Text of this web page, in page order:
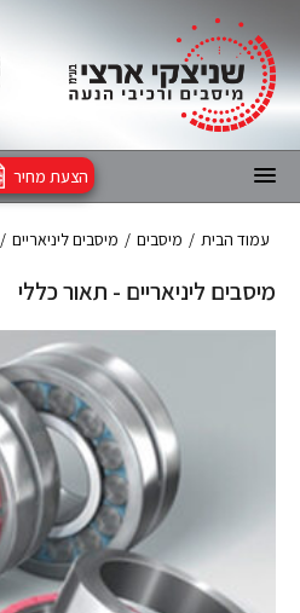
הצעת מחיר
עמוד הבית / מיסבים / מיסבים ליניאריים /
מיסבים ליניאריים - תאור כללי